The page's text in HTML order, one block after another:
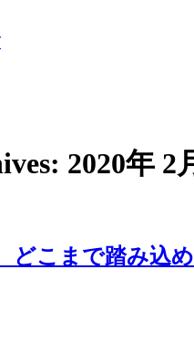
2020年 2
どこまで踏み込